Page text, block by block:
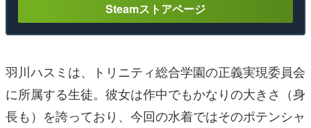
Steamストアページ
羽川ハスミは、トリニティ総合学園の正義実現委員会
に所属する生徒。彼女は作中でもかなりの大きさ（身
長も）を誇っており、今回の水着ではそのポテンシャ